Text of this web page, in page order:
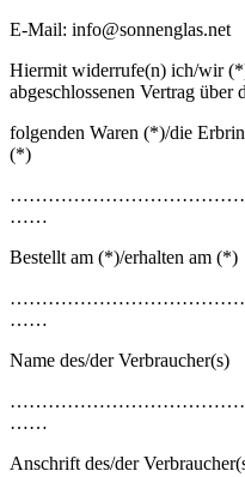
E-Mail: info@sonnenglas.net
Hiermit widerrufe(n) ich/wir
abgeschlossenen Vertrag über
folgenden Waren (*)/die
(*)
……
Bestellt am (*)/erhalten am (*)
……
Name des/der Verbraucher(s)
……
Anschrift des/der